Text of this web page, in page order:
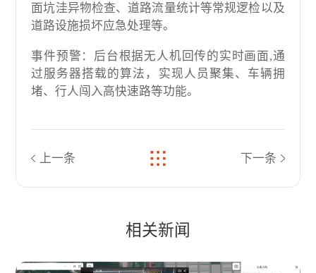
面坑洼异物检查、道路流量统计等常规逻检以及
道路设施损坏应急处理等。
事件预警：后台根据无人机回传的实时画面,通
过服务器搭载的算法，实现人员聚集、车辆拥
堵、行人闯入高快速路等功能。
上一条 下一条
相关新闻